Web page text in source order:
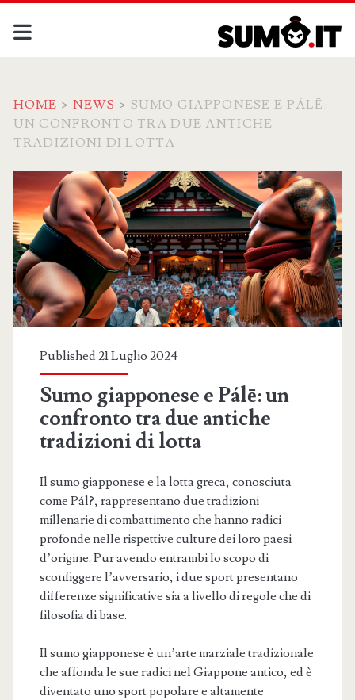
HOME > NEWS > SUMO GIAPPONESE E PÁLĒ:
UN CONFRONTO TRA DUE ANTICHE
TRADIZIONI DI LOTTA
Published 21 Luglio 2024
Sumo giapponese e Pálē: un
confronto tra due antiche
tradizioni di lotta
Il sumo giapponese e la lotta greca, conosciuta
come Pál?, rappresentano due tradizioni
millenarie di combattimento che hanno radici
profonde nelle rispettive culture dei loro paesi
d’origine. Pur avendo entrambi lo scopo di
sconfiggere l’avversario, i due sport presentano
differenze significative sia a livello di regole che di
filosofia di base.
Il sumo giapponese è un’arte marziale tradizionale
che affonda le sue radici nel Giappone antico, ed è
diventato uno sport popolare e altamente